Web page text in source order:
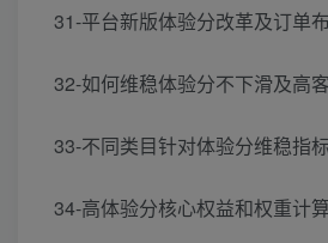
31-平台新版体验分改革及订单
32-如何维稳体验分不下滑及高
33-不同类目针对体验分维稳指
34-高体验分核心权益和权重计